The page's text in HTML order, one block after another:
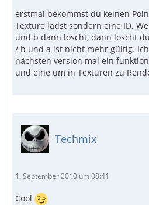
erstmal bekommst du keinen
Texture lädst sondern eine ID.
und b dann löscht, dann löscht
/ b und a ist nicht mehr gültig.
nächsten version mal ein
und eine um in Texturen zu
Techmix
1. September 2010 um 08:41
Cool